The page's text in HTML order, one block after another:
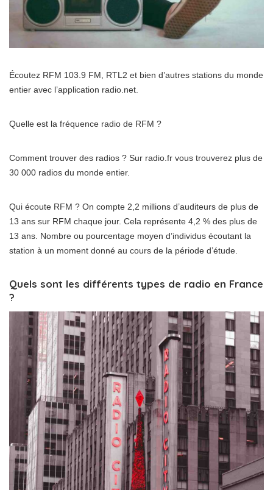
Écoutez RFM 103.9 FM, RTL2 et bien d’autres stations du monde
entier avec l’application radio.net.
Quelle est la fréquence radio de RFM ?
Comment trouver des radios ? Sur radio.fr vous trouverez plus de
30 000 radios du monde entier.
Qui écoute RFM ? On compte 2,2 millions d’auditeurs de plus de
13 ans sur RFM chaque jour. Cela représente 4,2 % des plus de
13 ans. Nombre ou pourcentage moyen d’individus écoutant la
station à un moment donné au cours de la période d’étude.
Quels sont les différents types de radio en France
?